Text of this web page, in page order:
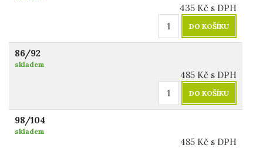
435 Kč s DPH
DO KOŠÍKU
86/92
skladem
485 Kč s DPH
DO KOŠÍKU
98/104
skladem
485 Kč s DPH